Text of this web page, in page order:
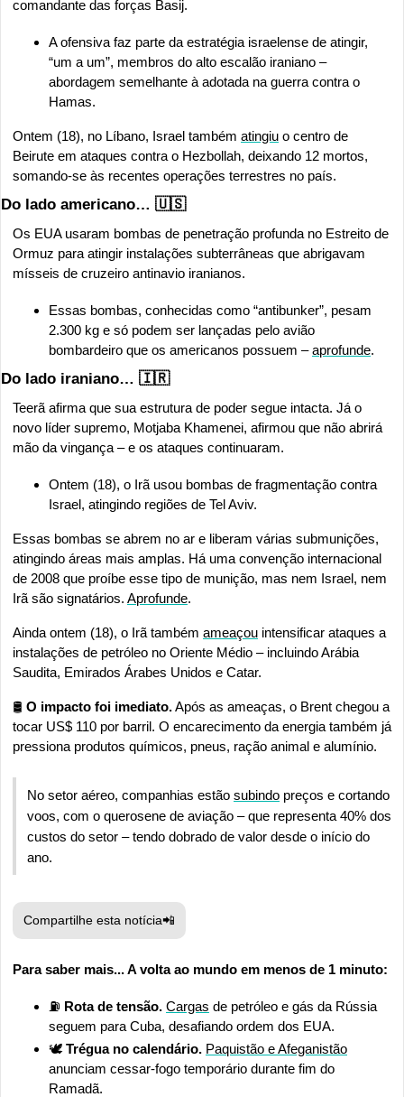
comandante das forças Basij.
A ofensiva faz parte da estratégia israelense de atingir,
“um a um”, membros do alto escalão iraniano –
abordagem semelhante à adotada na guerra contra o
Hamas.
Ontem (18), no Líbano, Israel também atingiu o centro de
Beirute em ataques contra o Hezbollah, deixando 12 mortos,
somando-se às recentes operações terrestres no país.
Do lado americano… 🇺🇸
Os EUA usaram bombas de penetração profunda no Estreito de
Ormuz para atingir instalações subterrâneas que abrigavam
mísseis de cruzeiro antinavio iranianos.
Essas bombas, conhecidas como “antibunker”, pesam
2.300 kg e só podem ser lançadas pelo avião
bombardeiro que os americanos possuem – aprofunde.
Do lado iraniano… 🇮🇷
Teerã afirma que sua estrutura de poder segue intacta. Já o
novo líder supremo, Motjaba Khamenei, afirmou que não abrirá
mão da vingança – e os ataques continuaram.
Ontem (18), o Irã usou bombas de fragmentação contra
Israel, atingindo regiões de Tel Aviv.
Essas bombas se abrem no ar e liberam várias submunições,
atingindo áreas mais amplas. Há uma convenção internacional
de 2008 que proíbe esse tipo de munição, mas nem Israel, nem
Irã são signatários. Aprofunde.
Ainda ontem (18), o Irã também ameaçou intensificar ataques a
instalações de petróleo no Oriente Médio – incluindo Arábia
Saudita, Emirados Árabes Unidos e Catar.
🛢️ O impacto foi imediato. Após as ameaças, o Brent chegou a
tocar US$ 110 por barril. O encarecimento da energia também já
pressiona produtos químicos, pneus, ração animal e alumínio.
No setor aéreo, companhias estão subindo preços e cortando
voos, com o querosene de aviação – que representa 40% dos
custos do setor – tendo dobrado de valor desde o início do
ano.
Compartilhe esta notícia📲
Para saber mais... A volta ao mundo em menos de 1 minuto:
⛽ Rota de tensão. Cargas de petróleo e gás da Rússia
seguem para Cuba, desafiando ordem dos EUA.
🕊️ Trégua no calendário. Paquistão e Afeganistão
anunciam cessar-fogo temporário durante fim do
Ramadã.